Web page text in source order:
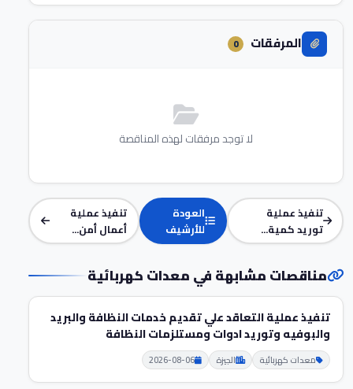
المرفقات 0
لا توجد مرفقات لهذه المناقصة
تنفيذ عملية
توريد كمية...
العودة
للأرشيف
تنفيذ عملية
أعمال أمن...
مناقصات مشابهة في معدات كهربائية
تنفيذ عملية التعاقد علي تقديم خدمات النظافة والبريد
والبوفيه وتوريد ادوات ومستلزمات النظافة
معدات كهربائية الجيزة 2026-08-06